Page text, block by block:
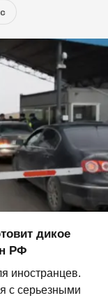
дикое
РФ
иностранцев.
с серьезными